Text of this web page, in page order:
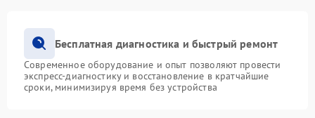
Бесплатная диагностика и быстрый ремонт
Современное оборудование и опыт позволяют провести
экспресс-диагностику и восстановление в кратчайшие
сроки, минимизируя время без устройства